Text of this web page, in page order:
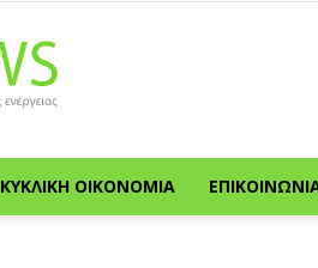
ΚΥΚΛΙΚΉ ΟΙΚΟΝΟΜΊΑ